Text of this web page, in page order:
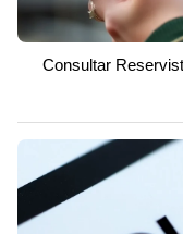
Consultar